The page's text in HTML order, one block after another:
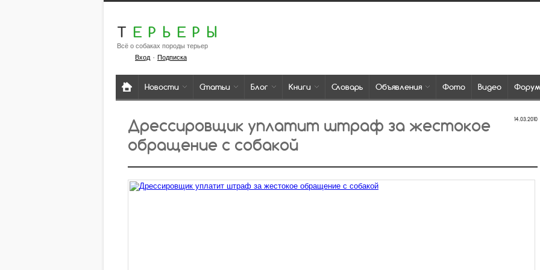
Т ЕРЬЕРЫ
Всё о собаках породы терьер
Вход· Подписка
Новости Статьи Блог Книги Словарь Объявления Фото Видео Форум
14.03.2010
Дрессировщик уплатит штраф за жестокое
обращение с собакой